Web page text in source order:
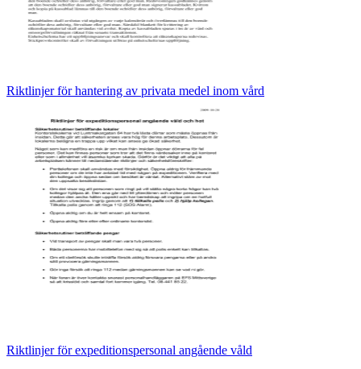
Riktlinjer för hantering av privata medel inom vård
Riktlinjer för expeditionspersonal angående våld